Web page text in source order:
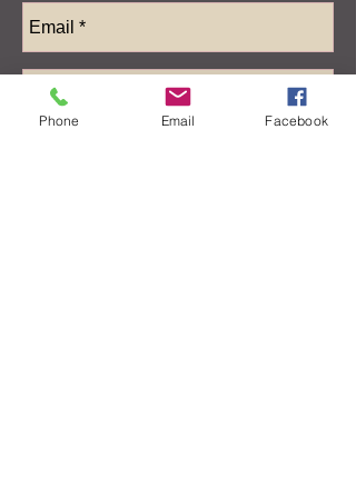
Phone Email Facebook